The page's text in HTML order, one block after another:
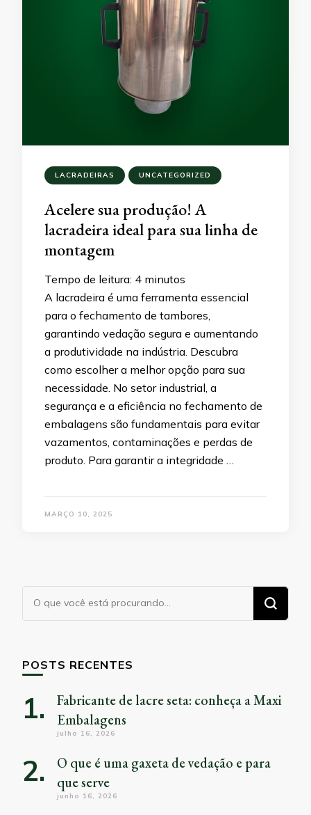
LACRADEIRAS UNCATEGORIZED
Acelere sua produção! A
lacradeira ideal para sua linha de
montagem
Tempo de leitura: 4 minutos
A lacradeira é uma ferramenta essencial
para o fechamento de tambores,
garantindo vedação segura e aumentando
a produtividade na indústria. Descubra
como escolher a melhor opção para sua
necessidade. No setor industrial, a
segurança e a eficiência no fechamento de
embalagens são fundamentais para evitar
vazamentos, contaminações e perdas de
produto. Para garantir a integridade …
MARÇO 10, 2025
Procurando
algo?
POSTS RECENTES
Fabricante de lacre seta: conheça a Maxi
Embalagens
julho 16, 2026
O que é uma gaxeta de vedação e para
que serve
junho 16, 2026